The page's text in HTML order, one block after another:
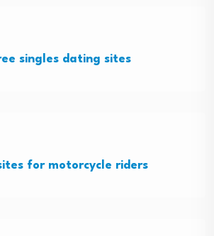
singles dating sites
for motorcycle riders